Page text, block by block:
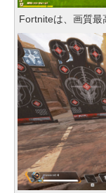
Fortniteは、画質最